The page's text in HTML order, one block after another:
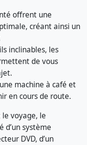
offrent une
créant ainsi un
inclinables, les
de vous
machine à café et
en cours de route.
voyage, le
d’un système
DVD, d’un